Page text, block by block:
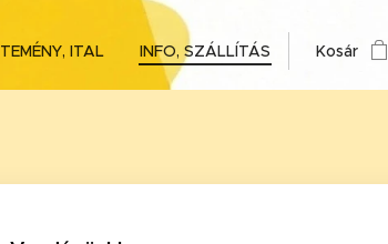
ITAL INFO, SZÁLLÍTÁS Kosár